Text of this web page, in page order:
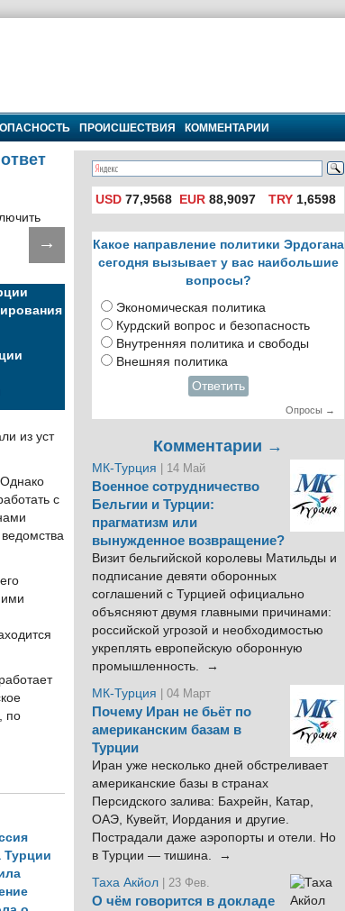
ПРОИСШЕСТВИЯ КОММЕНТАРИИ
→
из уст
с
по
USD 77,9568 EUR 88,9097 TRY1,6598
Какое направление политики Эрдогана
сегодня вызывает у вас наибольшие
вопросы?
Экономическая политика
Курдский вопрос и безопасность
Внутренняя политика и свободы
Внешняя политика
Ответить
Опросы →
Комментарии →
МК-Турция | 14 Май
Военное сотрудничество
Бельгии и Турции:
прагматизм или
вынужденное возвращение?
Визит бельгийской королевы Матильды и
подписание девяти оборонных
соглашений с Турцией официально
объясняют двумя главными причинами:
российской угрозой и необходимостью
укреплять европейскую оборонную
промышленность. →
МК-Турция
| 04 Март
Почему Иран не бьёт по
американским базам в
Турции
Иран уже несколько дней обстреливает
американские базы в странах
Персидского залива: Бахрейн, Катар,
ОАЭ, Кувейт, Иордания и другие.
Пострадали даже аэропорты и отели. Но
в Турции — тишина. →
Таха Акйол | 23 Фев.
О чём говорится в докладе